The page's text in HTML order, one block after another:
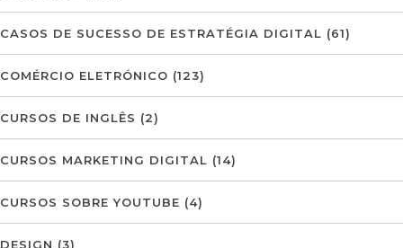
CASOS DE SUCESSO DE ESTRATÉGIA DIGITAL (61)
COMÉRCIO ELETRÓNICO (123)
CURSOS DE INGLÊS (2)
CURSOS MARKETING DIGITAL (14)
CURSOS SOBRE YOUTUBE (4)
DESIGN (3)